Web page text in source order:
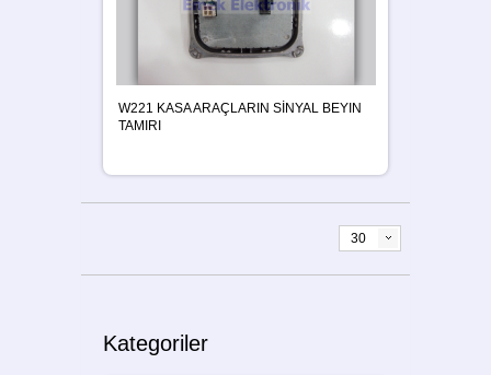
W221 KASA ARAÇLARIN SİNYAL BEYIN
TAMIRI
30
Kategoriler